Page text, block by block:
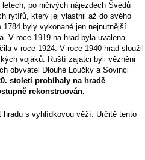
po ničivých nájezdech Švédů
rytířů, který jej vlastnil až do svého
byly vykonané jen nejnutnější
V roce 1919 na hrad byla uvalena
v roce 1924. V roce 1940 hrad sloužil
vojáků. Ruští zajatci byli vězněni
obyvatel Dlouhé Loučky a Sovinci
století probíhaly na hradě
rekonstruován.
s vyhlídkovou věží. Určitě tento